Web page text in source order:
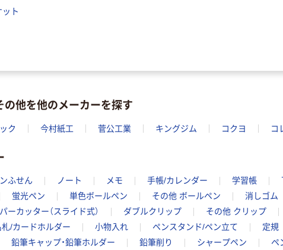
ト
他を他のメーカーを探す
ク 今村紙工 菅公工業 キングジム コクヨ コ
ふせん ノート メモ 手帳/カレンダー 学習帳
蛍光ペン 単色ボールペン その他 ボールペン
消しゴム
ーカッター（スライド式） ダブルクリップ
その他 クリップ
/カードホルダー 小物入れ ペンスタンド/ペン立て
定規
鉛筆キャップ・鉛筆ホルダー 鉛筆削り シャープペン
ペ